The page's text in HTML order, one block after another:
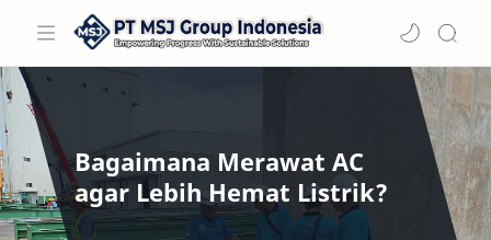
Bagaimana Merawat AC
agar Lebih Hemat Listrik?